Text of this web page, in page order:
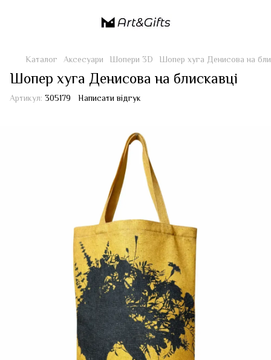
Каталог Аксесуари Шопери 3D Шопер хуга Денисова на
Шопер хуга Денисова на блискавці
Артикул: 305179 Написати відгук